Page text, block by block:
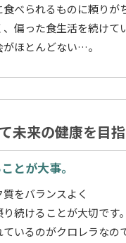
べられるものに頼りが
偏った食生活を続けて
ほとんどない…。
未来の健康を目
とが大事。
をバランスよく
続けることが大切です。
いるのがクロレラなの